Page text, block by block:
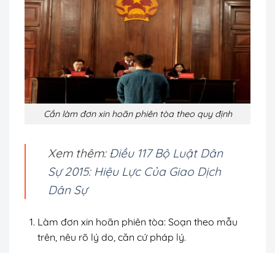
Cần làm đơn xin hoãn phiên tòa theo quy định
Xem thêm: Điều 117 Bộ Luật Dân
Sự 2015: Hiệu Lực Của Giao Dịch
Dân Sự
Làm đơn xin hoãn phiên tòa: Soạn theo mẫu
trên, nêu rõ lý do, căn cứ pháp lý.